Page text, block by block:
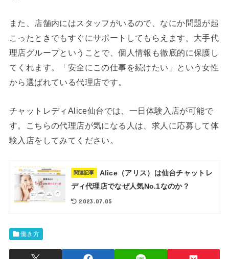
また、店舗内にはスタッフがいるので、なにか問題が起
こったときでもすぐにサポートしてもらえます。大手代
理店グループということで、個人情報も徹底的に保護し
てくれます。「安全にこの仕事を続けたい」という女性
から選ばれている代理店です。
チャットレディAlice仙台では、一日体験入店が可能で
す。こちらの代理店が気になる人は、求人に応募して体
験入店をしてみてください。
関連記事
Alice（アリス）は仙台チャットレ
ディ代理店でなぜ人気No.1なのか？
2023.07.05
働き方